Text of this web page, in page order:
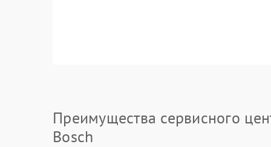
Преимущества сервисного
Bosch